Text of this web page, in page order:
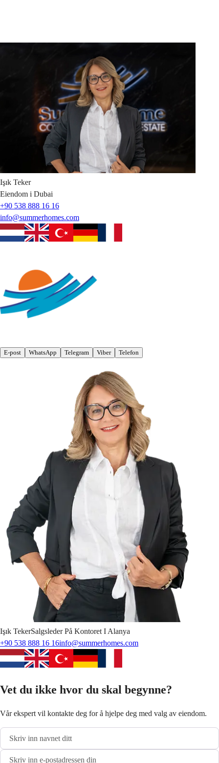
Işık Teker
Eiendom i Dubai
+90 538 888 16 16
info@summerhomes.com
E-post WhatsApp Telegram Viber Telefon
Işık TekerSalgsleder På Kontoret I Alanya
+90 538 888 16 16info@summerhomes.com
Vet du ikke hvor du skal begynne?
Vår ekspert vil kontakte deg for å hjelpe deg med valg av eiendom.